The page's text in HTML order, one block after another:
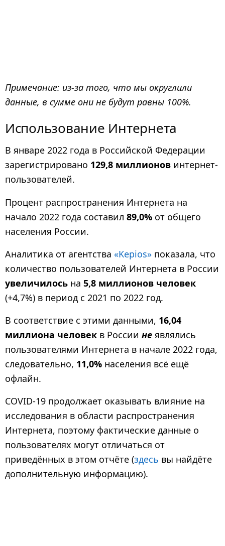
Примечание: из-за того, что мы округлили
данные, в сумме они не будут равны 100%.
Использование Интернета
В январе 2022 года в Российской Федерации
зарегистрировано 129,8 миллионов интернет-
пользователей.
Процент распространения Интернета на
начало 2022 года составил 89,0% от общего
населения России.
Аналитика от агентства «Kepios» показала, что
количество пользователей Интернета в России
увеличилось на 5,8 миллионов человек
(+4,7%) в период с 2021 по 2022 год.
В соответствие с этими данными, 16,04
миллиона человек в России не являлись
пользователями Интернета в начале 2022 года,
следовательно, 11,0% населения всё ещё
офлайн.
COVID-19 продолжает оказывать влияние на
исследования в области распространения
Интернета, поэтому фактические данные о
пользователях могут отличаться от
приведённых в этом отчёте (здесь вы найдёте
дополнительную информацию).